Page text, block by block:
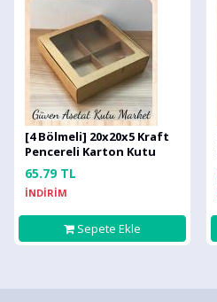
[4 Bölmeli] 20x20x5 Kraft
Pencereli Karton Kutu
65.79 TL
İNDİRİM
Sepete Ekle